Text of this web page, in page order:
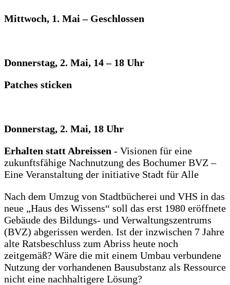
Mittwoch, 1. Mai – Geschlossen
Donnerstag, 2. Mai, 14 – 18 Uhr
Patches sticken
Donnerstag, 2. Mai, 18 Uhr
Erhalten statt Abreissen - Visionen für eine
zukunftsfähige Nachnutzung des Bochumer BVZ –
Eine Veranstaltung der initiative Stadt für Alle
Nach dem Umzug von Stadtbücherei und VHS in das
neue „Haus des Wissens“ soll das erst 1980 eröffnete
Gebäude des Bildungs- und Verwaltungszentrums
(BVZ) abgerissen werden. Ist der inzwischen 7 Jahre
alte Ratsbeschluss zum Abriss heute noch
zeitgemäß? Wäre die mit einem Umbau verbundene
Nutzung der vorhandenen Bausubstanz als Ressource
nicht eine nachhaltigere Lösung?